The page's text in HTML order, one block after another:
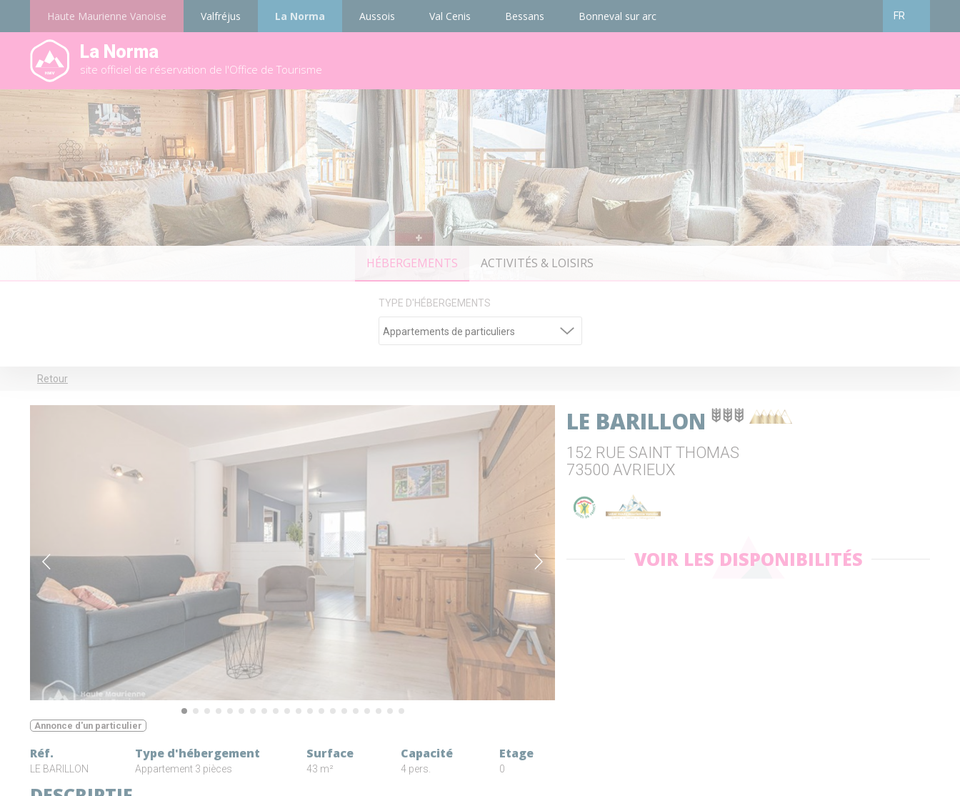
Haute Maurienne Vanoise Valfréjus La Norma Aussois Val Cenis Bessans Bonneval sur arc FR
La Norma
site officiel de réservation de l'Office de Tourisme
HÉBERGEMENTS ACTIVITÉS & LOISIRS
TYPE D'HÉBERGEMENTS
Retour
Annonce d'un particulier
Réf.
LE BARILLON
Type d'hébergement
Appartement 3 pièces
Surface
43 m²
Capacité
4 pers.
Etage
0
LE BARILLON
152 RUE SAINT THOMAS
73500 AVRIEUX
VOIR LES DISPONIBILITÉS